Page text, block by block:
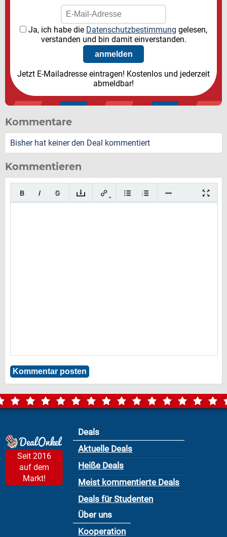
Ja, ich habe die Datenschutzbestimmung gelesen,
verstanden und bin damit einverstanden.
Jetzt E-Mailadresse eintragen! Kostenlos und jederzeit
abmeldbar!
Kommentare
Bisher hat keiner den Deal kommentiert
Kommentieren
Seit 2016
auf dem
Markt!
Deals
Aktuelle Deals
Heiße Deals
Meist kommentierte Deals
Deals für Studenten
Über uns
Kooperation